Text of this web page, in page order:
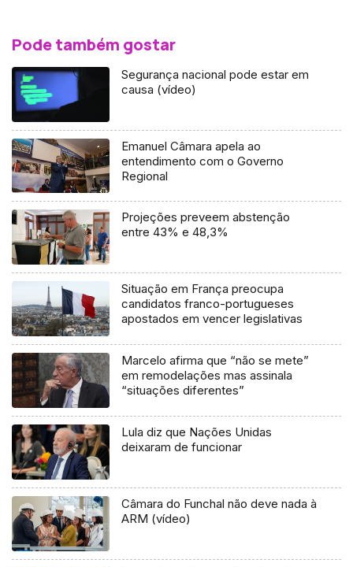
Pode também gostar
Segurança nacional pode estar em
causa (vídeo)
Emanuel Câmara apela ao
entendimento com o Governo
Regional
Projeções preveem abstenção
entre 43% e 48,3%
Situação em França preocupa
candidatos franco-portugueses
apostados em vencer legislativas
Marcelo afirma que “não se mete”
em remodelações mas assinala
“situações diferentes”
Lula diz que Nações Unidas
deixaram de funcionar
Câmara do Funchal não deve nada à
ARM (vídeo)